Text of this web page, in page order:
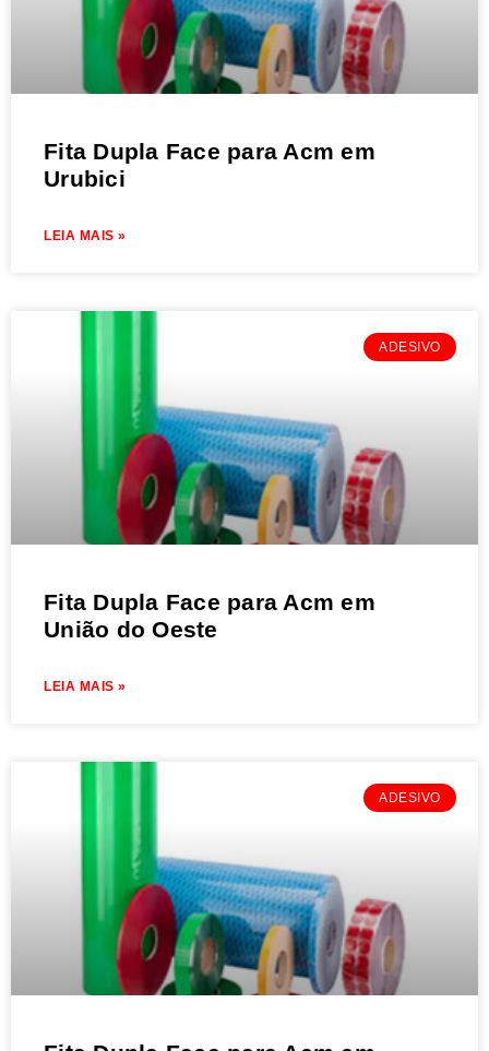
Fita Dupla Face para Acm em
Urubici
LEIA MAIS »
ADESIVO
Fita Dupla Face para Acm em
União do Oeste
LEIA MAIS »
ADESIVO